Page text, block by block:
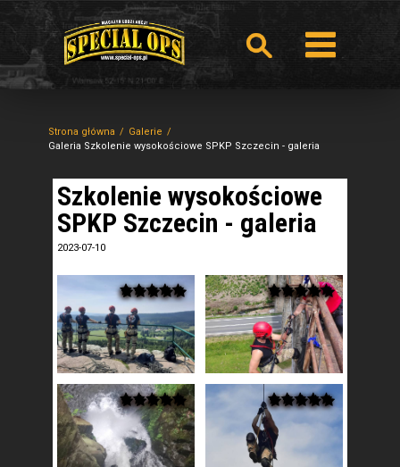
Strona główna
Galerie
Galeria Szkolenie wysokościowe SPKP Szczecin - galeria
Szkolenie wysokościowe
SPKP Szczecin - galeria
2023-07-10